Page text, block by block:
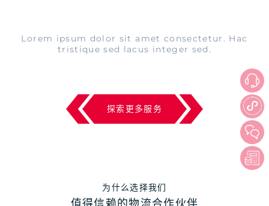
Lorem ipsum dolor sit amet consectetur. Hac
tristique sed lacus integer sed.
探索更多服务
为什么选择我们